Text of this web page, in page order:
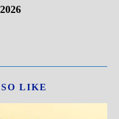
LIKE